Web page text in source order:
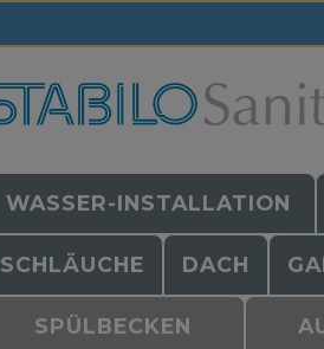
WASSER-INSTALLATION
SCHLÄUCHE DACH
SPÜLBECKEN